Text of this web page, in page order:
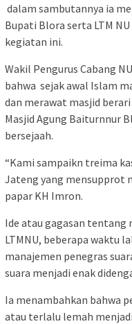
dalam sambutannya ia
Bupati Blora serta LTM
kegiatan ini.
Wakil Pengurus Cabang
bahwa sejak awal Islam
dan merawat masjid
Masjid Agung Baiturnnur
bersejaah.
“Kami sampaikn treima
Jateng yang mensupprot
papar KH Imron.
Ide atau gagasan tentang
LTMNU, beberapa waktu
manajemen penegras
suara menjadi enak
Ia menambahkan bahwa
atau terlalu lemah